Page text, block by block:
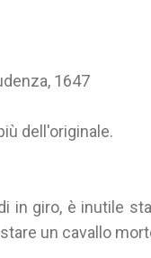
1647
dell'originale.
in giro, è inutile
un cavallo